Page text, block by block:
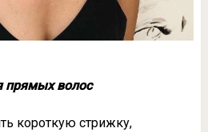
прямых волос
короткую стрижку,